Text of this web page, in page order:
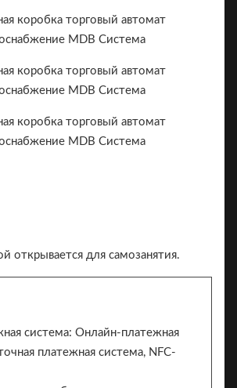
открывается для самозанятия.
система: Онлайн-платежная
платежная система, NFC-